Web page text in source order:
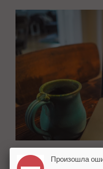
Портал Superjob
Произошла